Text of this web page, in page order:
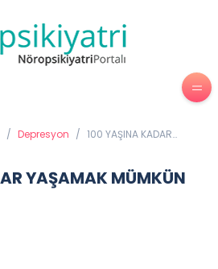
/ Depresyon / 100 YAŞINA KADAR
YAŞAMAK MÜMKÜN